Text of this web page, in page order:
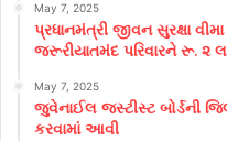
May 7, 2025
પ્રધાનમંત્રી જીવન સુરક્ષા વીમા
જરૂરીયાતમંદ પરિવારને રૂ. ૨
May 7, 2025
જુવેનાઈલ જસ્ટીસ્ટ બોર્ડની
કરવામાં આવી